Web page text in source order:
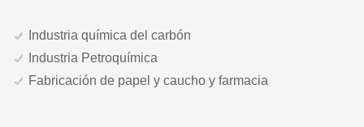
Industria química del carbón
Industria Petroquímica
Fabricación de papel y caucho y farmacia